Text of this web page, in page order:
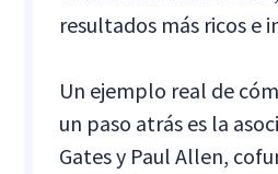
resultados más ricos e
Un ejemplo real de
un paso atrás es la
Gates y Paul Allen,